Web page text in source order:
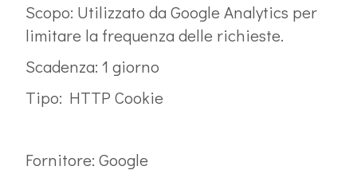
Scopo: Utilizzato da Google Analytics per
limitare la frequenza delle richieste.
Scadenza: 1 giorno
Tipo: HTTP Cookie
Fornitore: Google